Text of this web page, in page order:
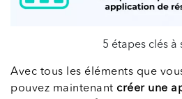
5 étapes clés à
Avec tous les éléments que
pouvez maintenant créer une